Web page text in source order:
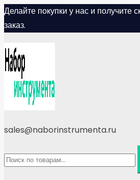
Skip
to
Делайте покупки у нас и получите
заказ.
sales@naborinstrumenta.ru
Искать: